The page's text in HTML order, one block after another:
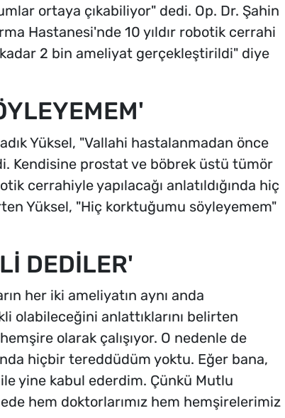
ortaya çıkabiliyor" dedi. Op. Dr. Şahin
Hastanesi'nde 10 yıldır robotik cerrahi
kadar 2 bin ameliyat gerçekleştirildi" diye
Yüksel, "Vallahi hastalanmadan önce
Kendisine prostat ve böbrek üstü tümör
cerrahiyle yapılacağı anlatıldığında hiç
Yüksel, "Hiç korktuğumu söyleyemem"
DEDİLER'
her iki ameliyatın aynı anda
olabileceğini anlattıklarını belirten
olarak çalışıyor. O nedenle de
hiçbir tereddüdüm yoktu. Eğer bana,
yine kabul ederdim. Çünkü Mutlu
hem doktorlarımız hem hemşirelerimiz